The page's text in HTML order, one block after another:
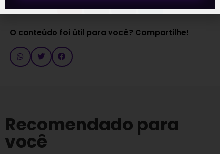
O conteúdo foi útil para você? Compartilhe!
Recomendado para
você